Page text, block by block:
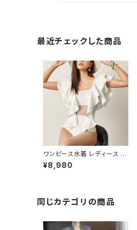
最近チェックした商品
ワンピース水着 レディース 春
夏 秋冬 春 夏 秋 冬 白 カップ
付き ワンピース水着 長袖 ワ
ワイト水着 バンドゥ 水着 大き
いサイズ 水着 水泳 プール ビ
イエット ホワイト トレーニン
¥8,980
同じカテゴリの商品